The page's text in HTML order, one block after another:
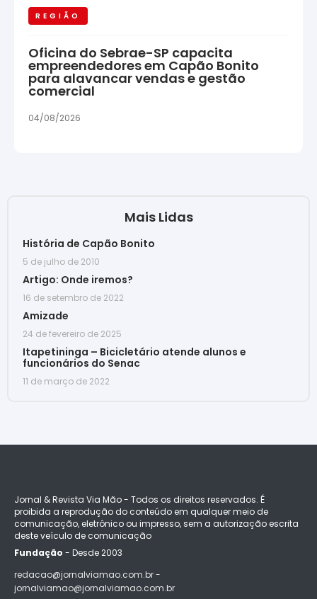
REGIÃO
Oficina do Sebrae-SP capacita
empreendedores em Capão Bonito
para alavancar vendas e gestão
comercial
04/08/2026
Mais Lidas
História de Capão Bonito
5 de julho de 2010
Artigo: Onde iremos?
16 de setembro de 2022
Amizade
24 de fevereiro de 2025
Itapetininga – Bicicletário atende alunos e
funcionários do Senac
11 de março de 2022
Jornal & Revista Via Mão - Todos os direitos reservados. É
proibida a reprodução do conteúdo em qualquer meio de
comunicação, eletrônico ou impresso, sem a autorização escrita
deste veículo de comunicação
Fundação - Desde 2003
redacao@jornalviamao.com.br -
jornalviamao@jornalviamao.com.br